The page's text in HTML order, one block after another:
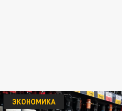
ЭКОНОМИКА